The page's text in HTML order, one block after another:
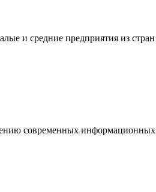
и средние предприятия из
современных информационных